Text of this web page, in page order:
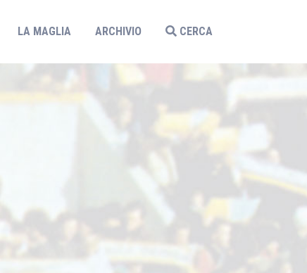
LA MAGLIA ARCHIVIO CERCA